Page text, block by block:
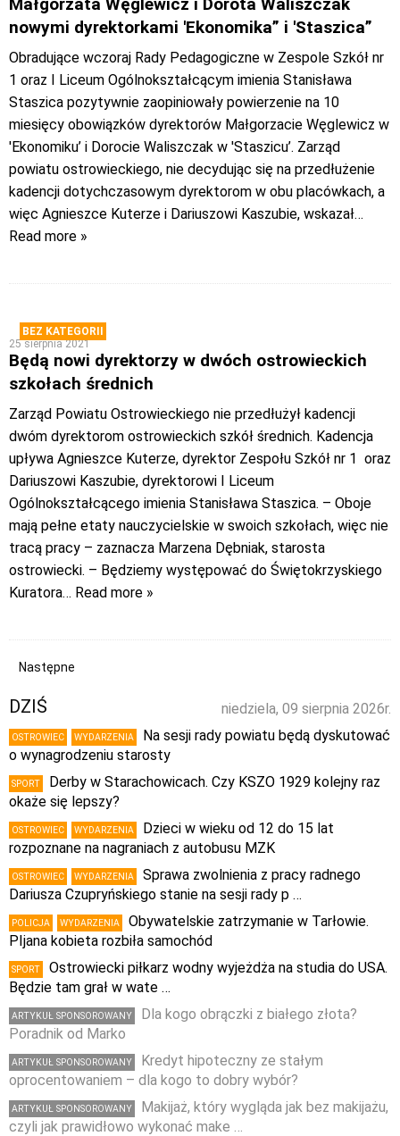
nowymi dyrektorkami 'Ekonomika” i 'Staszica”
Obradujące wczoraj Rady Pedagogiczne w Zespole Szkół nr
1 oraz I Liceum Ogólnokształcącym imienia Stanisława
Staszica pozytywnie zaopiniowały powierzenie na 10
miesięcy obowiązków dyrektorów Małgorzacie Węglewicz w
'Ekonomiku’ i Dorocie Waliszczak w 'Staszicu’. Zarząd
powiatu ostrowieckiego, nie decydując się na przedłużenie
kadencji dotychczasowym dyrektorom w obu placówkach, a
więc Agnieszce Kuterze i Dariuszowi Kaszubie, wskazał…
Read more »
BEZ KATEGORII
25 sierpnia 2021
Będą nowi dyrektorzy w dwóch ostrowieckich
szkołach średnich
Zarząd Powiatu Ostrowieckiego nie przedłużył kadencji
dwóm dyrektorom ostrowieckich szkół średnich. Kadencja
upływa Agnieszce Kuterze, dyrektor Zespołu Szkół nr 1 oraz
Dariuszowi Kaszubie, dyrektorowi I Liceum
Ogólnokształcącego imienia Stanisława Staszica. – Oboje
mają pełne etaty nauczycielskie w swoich szkołach, więc nie
tracą pracy – zaznacza Marzena Dębniak, starosta
ostrowiecki. – Będziemy występować do Świętokrzyskiego
Kuratora… Read more »
Następne
niedziela, 09 sierpnia 2026r.
DZIŚ
OSTROWIEC WYDARZENIA
Na sesji rady powiatu będą dyskutować
o wynagrodzeniu starosty
SPORT
Derby w Starachowicach. Czy KSZO 1929 kolejny raz
okaże się lepszy?
OSTROWIEC WYDARZENIA
Dzieci w wieku od 12 do 15 lat
rozpoznane na nagraniach z autobusu MZK
OSTROWIEC WYDARZENIA
Sprawa zwolnienia z pracy radnego
Dariusza Czupryńskiego stanie na sesji rady p …
POLICJA WYDARZENIA
Obywatelskie zatrzymanie w Tarłowie.
PIjana kobieta rozbiła samochód
SPORT
Ostrowiecki piłkarz wodny wyjeżdża na studia do USA.
Będzie tam grał w wate …
ARTYKUŁ SPONSOROWANY
Dla kogo obrączki z białego złota?
Poradnik od Marko
ARTYKUŁ SPONSOROWANY
Kredyt hipoteczny ze stałym
oprocentowaniem – dla kogo to dobry wybór?
ARTYKUŁ SPONSOROWANY
Makijaż, który wygląda jak bez makijażu,
czyli jak prawidłowo wykonać make …